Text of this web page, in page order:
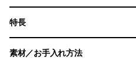
特長
素材／お手入れ方法